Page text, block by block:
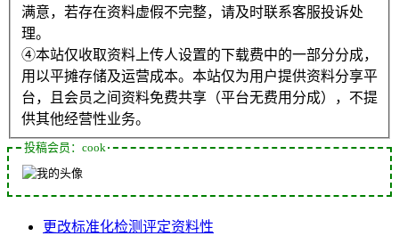
满意，若存在资料虚假不完整，请及时联系客服投诉处
理。
④本站仅收取资料上传人设置的下载费中的一部分分成，
用以平摊存储及运营成本。本站仅为用户提供资料分享平
台，且会员之间资料免费共享（平台无费用分成），不提
供其他经营性业务。
投稿会员：cook
更改标准化检测评定资料性